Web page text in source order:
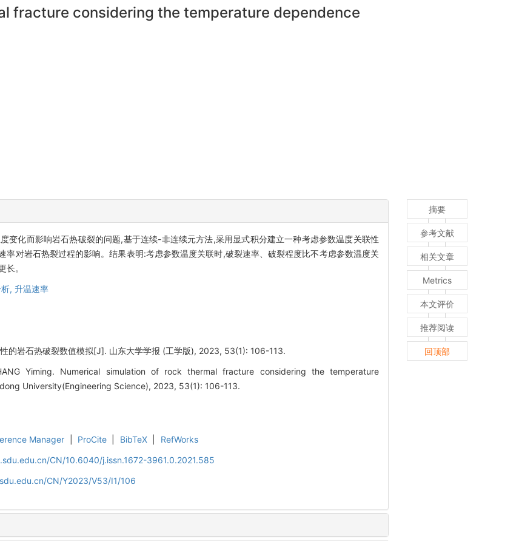
fracture considering the temperature dependence
变化而影响岩石热破裂的问题,基于连续-非连续元方法,采用显式积分建立一种考虑参数温度关联性
对岩石热裂过程的影响。结果表明:考虑参数温度关联时,破裂速率、破裂程度比不考虑参数温度关
。
, 升温速率
的岩石热破裂数值模拟[J]. 山东大学学报 (工学版), 2023, 53(1): 106-113.
Yiming. Numerical simulation of rock thermal fracture considering the temperature
University(Engineering Science), 2023, 53(1): 106-113.
Manager ProCite BibTeX
RefWorks
CN/10.6040/j.issn.1672-3961.0.2021.585
CN/Y2023/V53/I1/106
摘要
参考文献
相关文章
Metrics
本文评价
推荐阅读
回顶部